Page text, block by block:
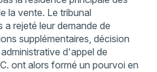
la vente. Le tribunal
a rejeté leur demande de
supplémentaires, décision
d'appel de
ont alors formé un pourvoi en